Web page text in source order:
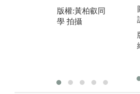
版權:黃柏叡同
學 拍攝